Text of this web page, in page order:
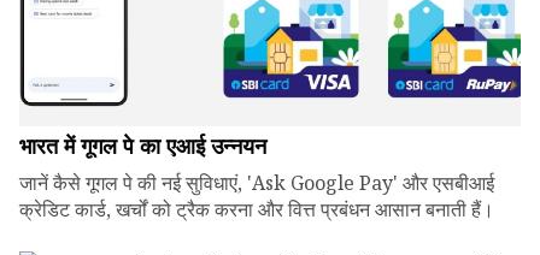
भारत में गूगल पे का एआई उन्नयन
जानें कैसे गूगल पे की नई सुविधाएं, 'Ask Google Pay' और एसबीआई
क्रेडिट कार्ड, खर्चों को ट्रैक करना और वित्त प्रबंधन आसान बनाती हैं।